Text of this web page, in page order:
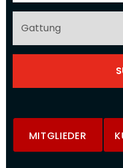
MITGLIEDER